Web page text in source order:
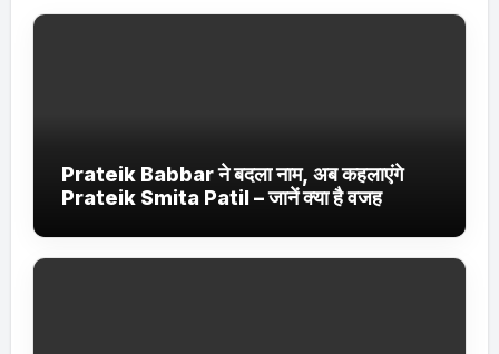
Prateik Babbar ने बदला नाम, अब कहलाएंगे
Prateik Smita Patil – जानें क्या है वजह